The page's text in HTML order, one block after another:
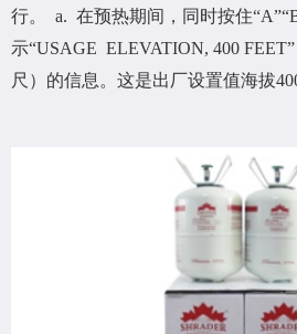
行。 a. 在预热期间，同时按住
示“USAGE ELEVATION, 400
尺）的信息。这是出厂设置值海拔